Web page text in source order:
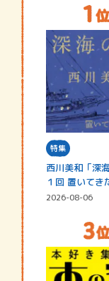
特集
西川美和「深
１回 置いてき
2026-08-06